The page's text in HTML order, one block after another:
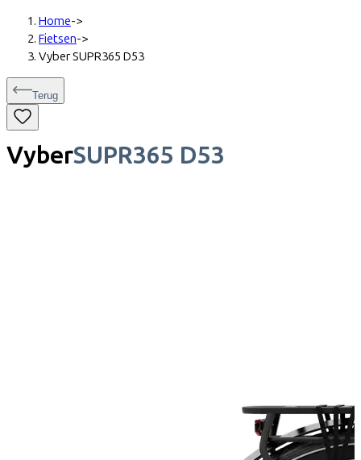
Home->
Fietsen->
Vyber SUPR365 D53
Terug
VyberSUPR365 D53